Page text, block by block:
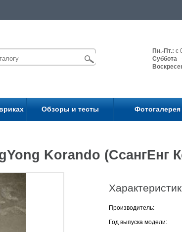
Пн.-Пт.: с
Суббота
Обзоры и тесты Фотогалерея
Korando (СсангЕнг
Производитель:
Год выпуска модели: